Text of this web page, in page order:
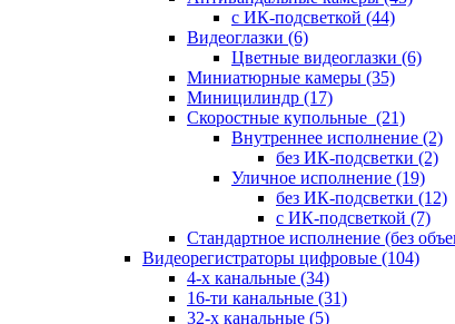
с ИК-подсветкой (44)
Видеоглазки (6)
Цветные видеоглазки (6)
Миниатюрные камеры (35)
Миницилиндр (17)
Скоростные купольные (21)
Внутреннее исполнение (2)
без ИК-подсветки (2)
Уличное исполнение (19)
без ИК-подсветки (12)
с ИК-подсветкой (7)
Стандартное исполнение (без
Видеорегистраторы цифровые (104)
4-х канальные (34)
16-ти канальные (31)
32-х канальные (5)